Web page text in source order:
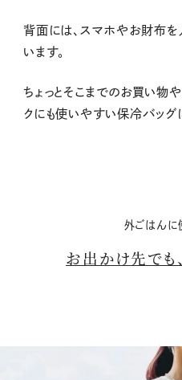
背面には、スマホやお財布
います。
ちょっとそこまでのお買い物や
クにも使いやすい保冷バッグ
外ごはんに
お出かけ先でも